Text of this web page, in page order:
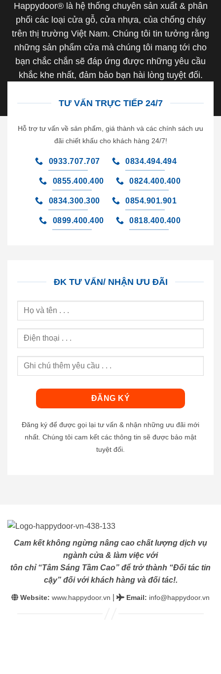
Happydoor® là hệ thống chuyên sản xuất & phân
phối các loại cửa gỗ, cửa nhựa, của chống cháy
trên thị trường Việt Nam. Chúng tôi tin tưởng rằng
những sản phẩm cửa mà chúng tôi mang tới cho
bạn chắc chắn sẽ đáp ứng được những yêu cầu
khắc khe nhất, đảm bảo bạn hài lòng tuyệt đối.
TƯ VẤN TRỰC TIẾP 24/7
Hỗ trợ tư vấn về sản phẩm, giá thành và các chính sách ưu
đãi chiết khấu cho khách hàng 24/7!
0933.707.707 0834.494.494
0855.400.400 0824.400.400
0834.300.300 0854.901.901
0899.400.400 0818.400.400
ĐK TƯ VẤN/ NHẬN ƯU ĐÃI
Đăng ký để được gọi lại tư vấn & nhận những ưu đãi mới
nhất. Chúng tôi cam kết các thông tin sẽ được bảo mật
tuyệt đối.
Cam kết không ngừng nâng cao chất lượng dịch vụ
ngành cửa & làm việc với
tôn chỉ “Tâm Sáng Tầm Cao” để trở thành “Đối tác tin
cậy” đối với khách hàng và đối tác!.
Website: www.happydoor.vn Email: info@happydoor.vn